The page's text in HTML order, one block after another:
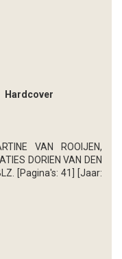
Hardcover
VAN ROOIJEN,
DORIEN VAN DEN
[Pagina's: 41] [Jaar: